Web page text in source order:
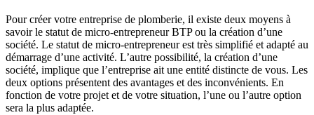
Pour créer votre entreprise de plomberie, il existe deux moyens à
savoir le statut de micro-entrepreneur BTP ou la création d’une
société. Le statut de micro-entrepreneur est très simplifié et adapté au
démarrage d’une activité. L’autre possibilité, la création d’une
société, implique que l’entreprise ait une entité distincte de vous. Les
deux options présentent des avantages et des inconvénients. En
fonction de votre projet et de votre situation, l’une ou l’autre option
sera la plus adaptée.